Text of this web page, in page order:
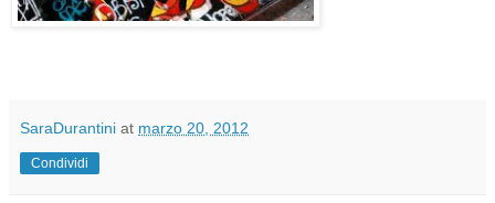
SaraDurantini at marzo 20, 2012
Condividi